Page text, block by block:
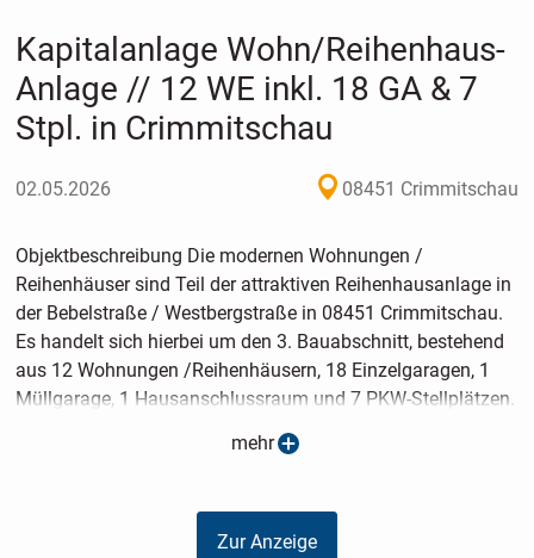
Kapitalanlage Wohn/Reihenhaus-
Anlage // 12 WE inkl. 18 GA & 7
Stpl. in Crimmitschau
02.05.2026 08451 Crimmitschau
Objektbeschreibung Die modernen Wohnungen /
Reihenhäuser sind Teil der attraktiven Reihenhausanlage in
der Bebelstraße / Westbergstraße in 08451 Crimmitschau.
Es handelt sich hierbei um den 3. Bauabschnitt, bestehend
aus 12 Wohnungen /Reihenhäusern, 18 Einzelgaragen, 1
Müllgarage, 1 Hausanschlussraum und 7 PKW-Stellplätzen.
Die Bauweise erfolgt gemäß den Anforderungen des
Effizienzhaus 55. Die wesentlichen Energieträger der Anlage
Bauabschnitt 1 wurde bereits an Eigennutzer oder
Kapitalanleger verkauft. Bauabschnitt 2 befindet sich
mehr
Zur Anzeige